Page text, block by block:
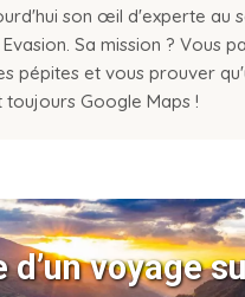
son œil d'experte au
Sa mission ? Vous
pépites et vous prouver
toujours Google Maps !
d’un voyage